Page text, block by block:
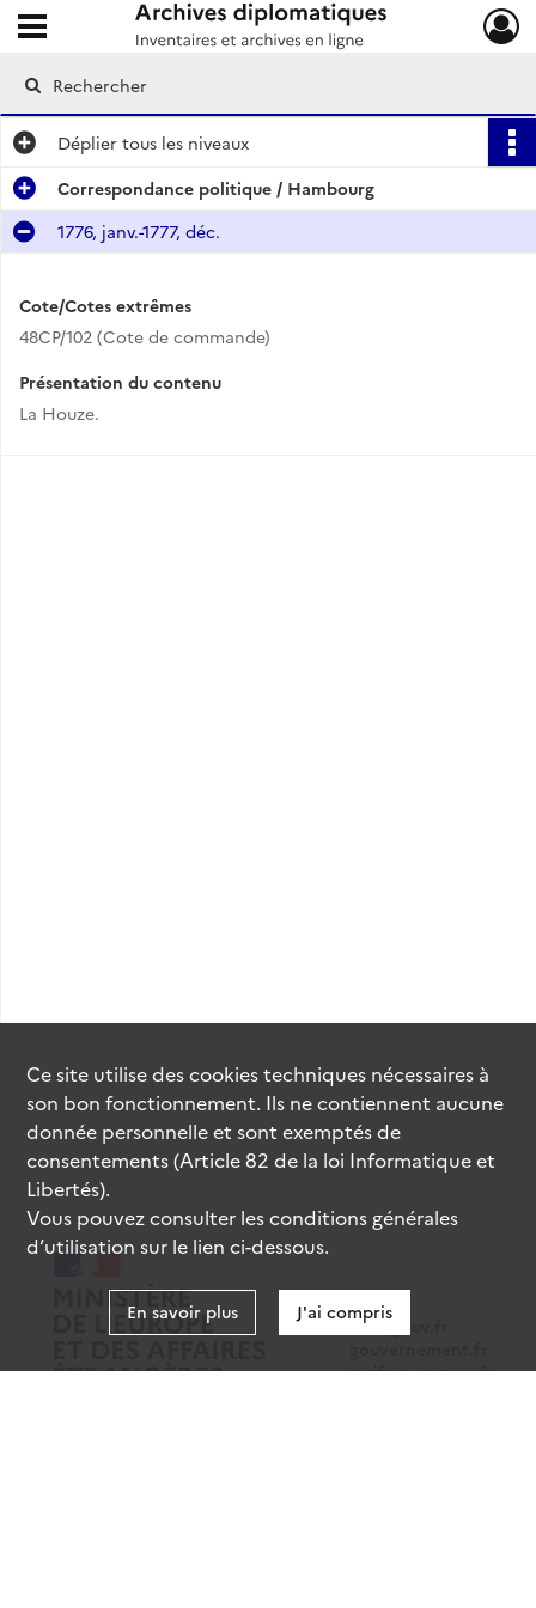
Archives diplomatiques
Ouvrir le menu déroulant
Déplier tous les niveaux
Correspondance politique / Hambourg
1776, janv.-1777, déc.
Cote/Cotes extrêmes
48CP/102 (Cote de commande)
Présentation du contenu
La Houze.
data.gouv.fr
legifrance.gouv.fr
Ce site utilise descookiestechniques nécessaires à
son bon fonctionnement. Ils ne contiennent aucune
donnée personnelle et sont exemptés de
consentements (Article 82 de la loi Informatique et
Libertés).
Vous pouvez consulter les conditions générales
d’utilisation sur le lien ci-dessous.
En savoir plus J'ai compris